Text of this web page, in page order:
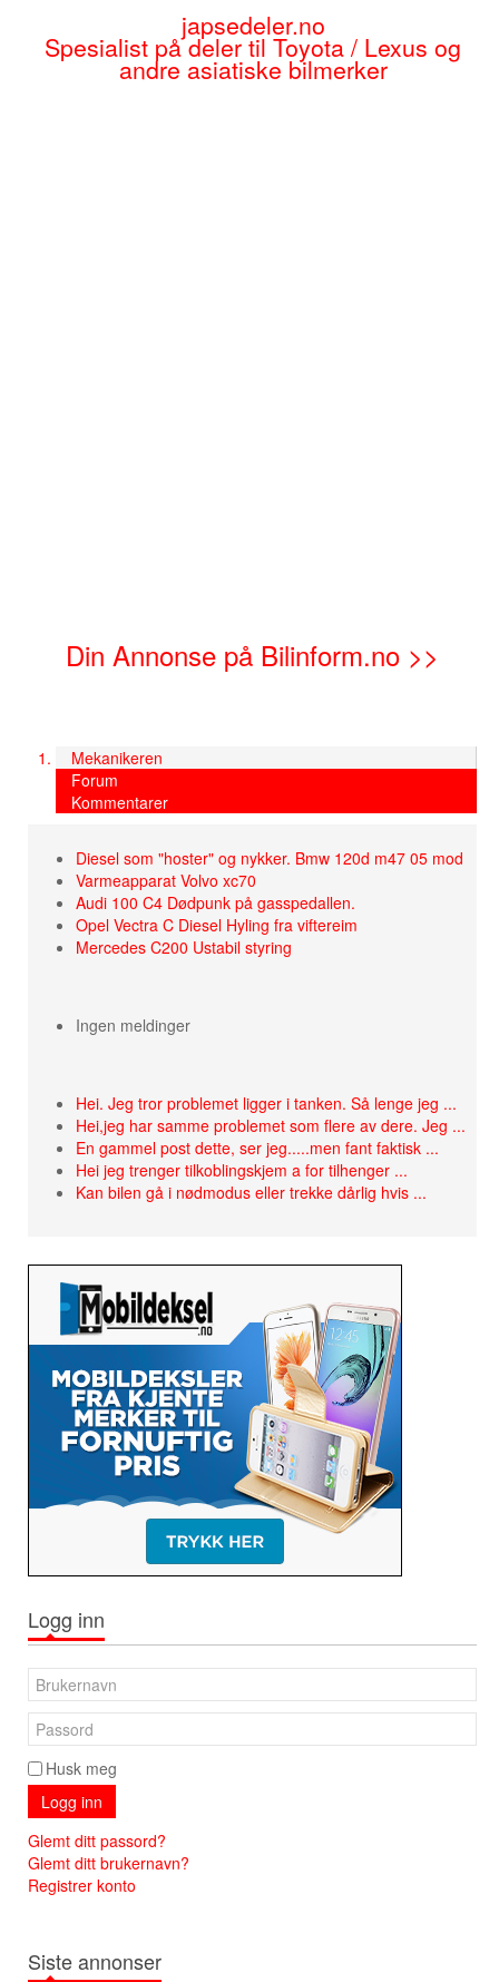
japsedeler.no
Spesialist på deler til Toyota / Lexus og
andre asiatiske bilmerker
Din Annonse på Bilinform.no >>
Mekanikeren
Forum
Kommentarer
Diesel som "hoster" og nykker. Bmw 120d m47 05 mod
Varmeapparat Volvo xc70
Audi 100 C4 Dødpunk på gasspedallen.
Opel Vectra C Diesel Hyling fra viftereim
Mercedes C200 Ustabil styring
Ingen meldinger
Hei. Jeg tror problemet ligger i tanken. Så lenge jeg ...
Hei,jeg har samme problemet som flere av dere. Jeg ...
En gammel post dette, ser jeg.....men fant faktisk ...
Hei jeg trenger tilkoblingskjem a for tilhenger ...
Kan bilen gå i nødmodus eller trekke dårlig hvis ...
Logg inn
Husk meg
Logg inn
Glemt ditt passord?
Glemt ditt brukernavn?
Registrer konto
Siste annonser